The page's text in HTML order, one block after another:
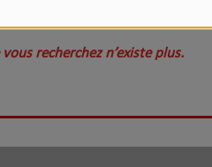
une
recherchez n’existe plus.